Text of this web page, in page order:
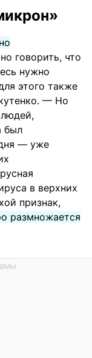
говорить, что
нужно
этого также
— Но
был
— уже
в верхних
признак,
размножается